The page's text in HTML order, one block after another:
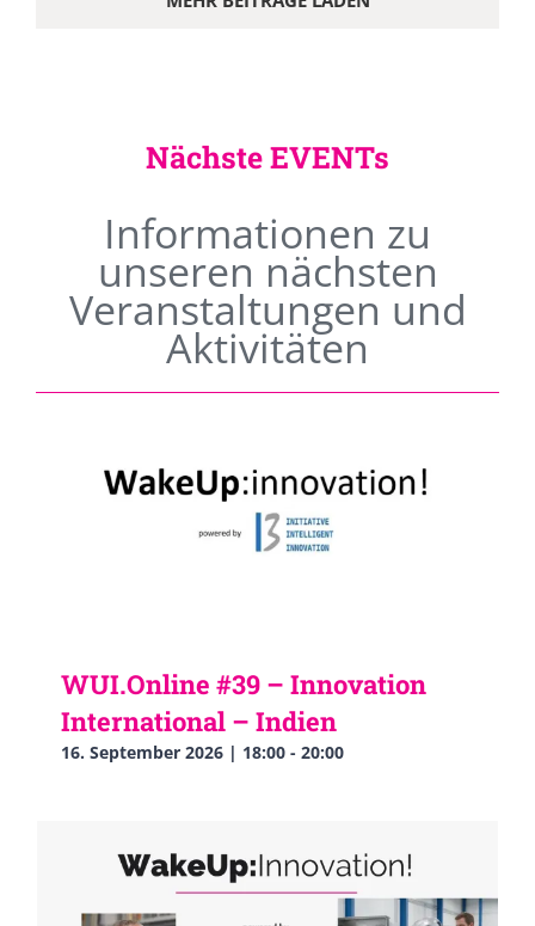
Nächste EVENTs
Informationen zu
unseren nächsten
Veranstaltungen und
Aktivitäten
WUI.Online #39 – Innovation
International – Indien
16. September 2026 | 18:00 - 20:00